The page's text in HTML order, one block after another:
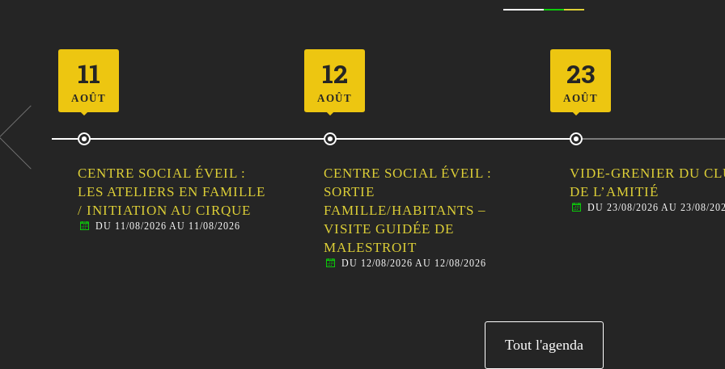
12
AOÛT
CENTRE SOCIAL ÉVEIL :
SORTIE
FAMILLE/HABITANTS –
VISITE GUIDÉE DE
23
AOÛT
VIDE-GRENIER DU CLUB
DE L’AMITIÉ
DU 23/08/2026 AU 23/08/2026
26
AOÛT
CENTRE SOCIAL
SORTIES
FAMILLE/HABITANTS
Tout l'agenda